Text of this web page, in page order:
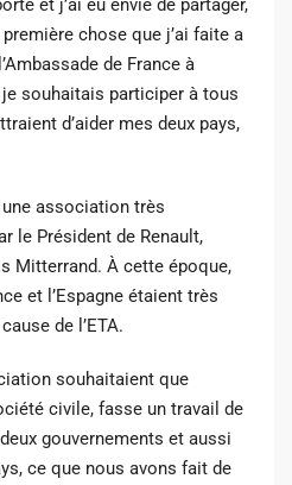
chose que j’ai faite a
de France à
souhaitais participer à tous
d’aider mes deux pays,
une association très
le Président de Renault,
Mitterrand. À cette époque,
et l’Espagne étaient très
de l’ETA.
souhaitaient que
civile, fasse un travail de
gouvernements et aussi
ce que nous avons fait de